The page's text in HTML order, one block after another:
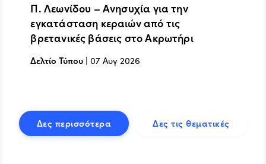
Π. Λεωνίδου – Ανησυχία για την
εγκατάσταση κεραιών από τις
βρετανικές βάσεις στο Ακρωτήρι
Δελτίο Τύπου |07 Αυγ 2026
Δες περισσότερα Δες τις θεματικές